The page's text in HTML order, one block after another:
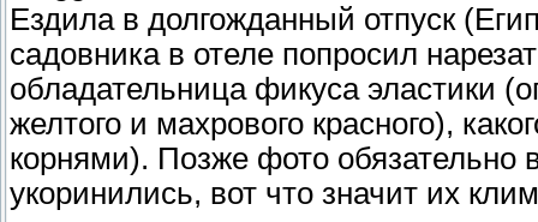
Ездила в долгожданный отпуск
садовника в отеле попросил
обладательница фикуса эластики
желтого и махрового красного),
корнями). Позже фото обязательно
укоринились, вот что значит их